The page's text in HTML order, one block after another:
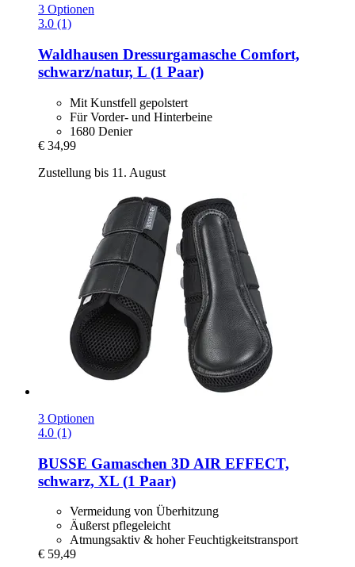
3 Optionen
3.0 (1)
Waldhausen Dressurgamasche Comfort,
schwarz/natur, L (1 Paar)
Mit Kunstfell gepolstert
Für Vorder- und Hinterbeine
1680 Denier
€ 34,99
Zustellung bis 11. August
3 Optionen
4.0 (1)
BUSSE Gamaschen 3D AIR EFFECT,
schwarz, XL (1 Paar)
Vermeidung von Überhitzung
Äußerst pflegeleicht
Atmungsaktiv & hoher Feuchtigkeitstransport
€ 59,49